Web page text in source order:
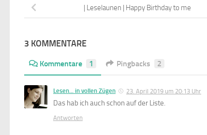
| Leselaunen | Happy Birthday to me
3 KOMMENTARE
Kommentare 1 Pingbacks 2
Lesen... in vollen Zügen 23. April 2019 um 20:13 Uhr
Das hab ich auch schon auf der Liste.
Antworten